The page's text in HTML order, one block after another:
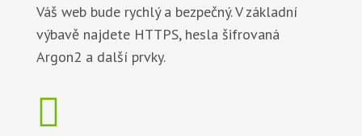
Váš web bude rychlý a bezpečný. V základní
výbavě najdete HTTPS, hesla šifrovaná
Argon2 a další prvky.
